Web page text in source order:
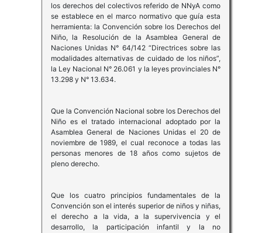
los derechos del colectivos referido de NNyA como
se establece en el marco normativo que guía esta
herramienta: la Convención sobre los Derechos del
Niño, la Resolución de la Asamblea General de
Naciones Unidas N° 64/142 “Directrices sobre las
modalidades alternativas de cuidado de los niños”,
la Ley Nacional N° 26.061 y la leyes provinciales N°
13.298 y N° 13.634.
Que la Convención Nacional sobre los Derechos del
Niño es el tratado internacional adoptado por la
Asamblea General de Naciones Unidas el 20 de
noviembre de 1989, el cual reconoce a todas las
personas menores de 18 años como sujetos de
pleno derecho.
Que los cuatro principios fundamentales de la
Convención son el interés superior de niños y niñas,
el derecho a la vida, a la supervivencia y el
desarrollo, la participación infantil y la no